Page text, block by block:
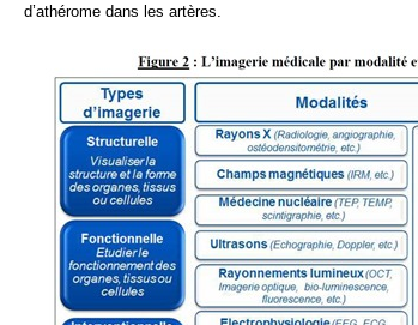
d’athérome dans les artères.